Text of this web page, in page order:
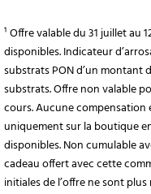
¹ Offre valable du 31 juillet au
disponibles. Indicateur
substrats PON d’un montant
substrats. Offre non valable
cours. Aucune compensation
uniquement sur la boutique
disponibles. Non cumulable
cadeau offert avec cette
initiales de l’offre ne sont plus